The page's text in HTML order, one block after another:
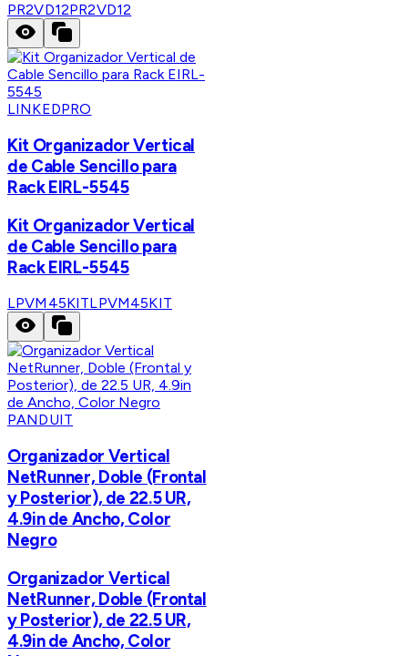
PR2VD12PR2VD12
LINKEDPRO
Kit Organizador Vertical
de Cable Sencillo para
Rack EIRL-5545
Kit Organizador Vertical
de Cable Sencillo para
Rack EIRL-5545
LPVM45KITLPVM45KIT
PANDUIT
Organizador Vertical
NetRunner, Doble (Frontal
y Posterior), de 22.5 UR,
4.9in de Ancho, Color
Negro
Organizador Vertical
NetRunner, Doble (Frontal
y Posterior), de 22.5 UR,
4.9in de Ancho, Color